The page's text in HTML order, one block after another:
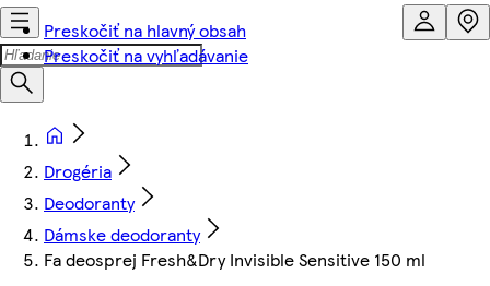
Preskočiť na hlavný obsah
Preskočiť na vyhľadávanie
Drogéria
Deodoranty
Dámske deodoranty
Fa deosprej Fresh&Dry Invisible Sensitive 150 ml